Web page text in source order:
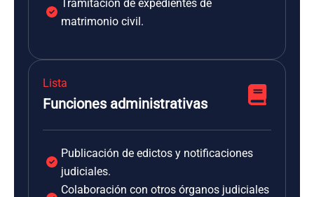
Tramitación de expedientes de
matrimonio civil.
Lista
Funciones administrativas
Publicación de edictos y notificaciones
judiciales.
Colaboración con otros órganos judiciales